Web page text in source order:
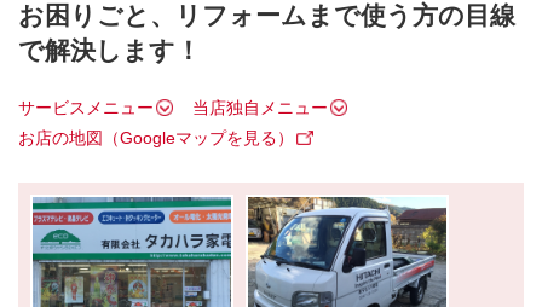
お困りごと、リフォームまで使う方の目線
で解決します！
サービスメニュー
当店独自メニュー
お店の地図（Googleマップを見る）